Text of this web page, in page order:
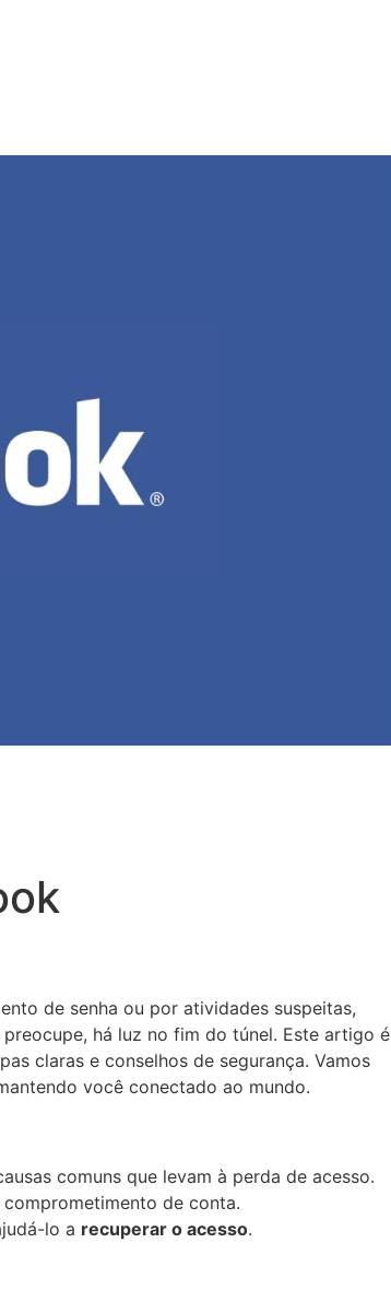
de senha ou por atividades suspeitas,
há luz no fim do túnel. Este artigo é
claras e conselhos de segurança. Vamos
você conectado ao mundo.
comuns que levam à perda de acesso.
de conta.
lo a recuperar o acesso.